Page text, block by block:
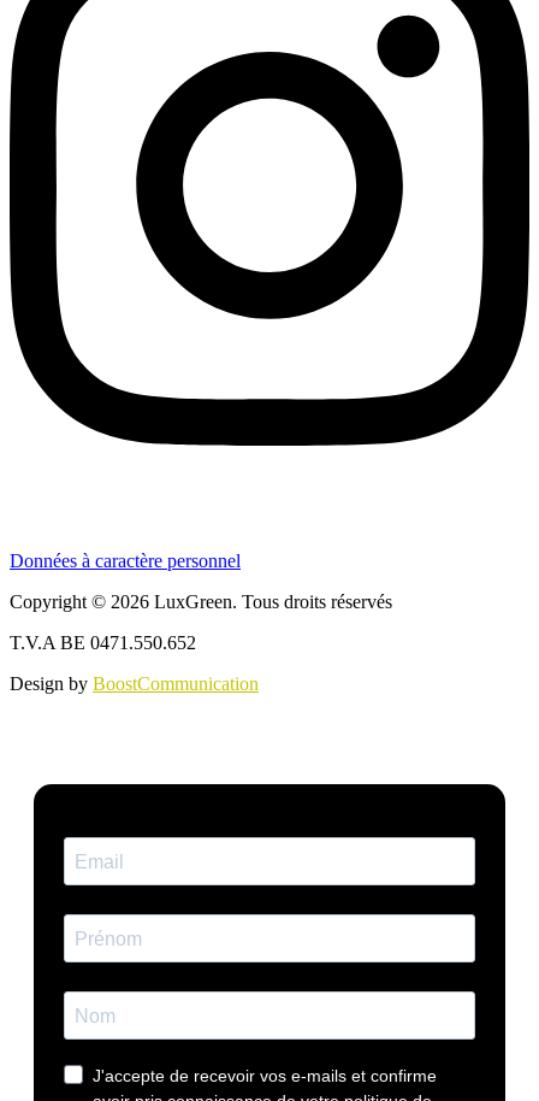
Données à caractère personnel
Copyright © 2026 LuxGreen. Tous droits réservés
T.V.A BE 0471.550.652
Design by BoostCommunication